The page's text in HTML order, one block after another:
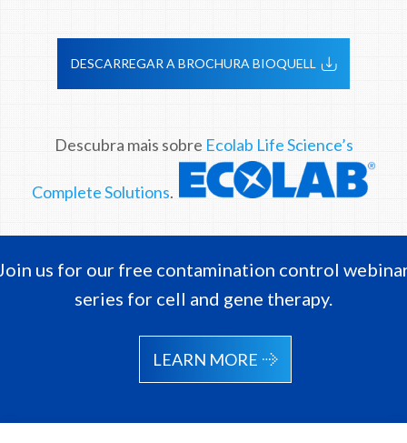
DESCARREGAR A BROCHURA BIOQUELL
Descubra mais sobre Ecolab Life Science’s
Complete Solutions.
us for our free contamination control
series for cell and gene therapy.
LEARN MORE